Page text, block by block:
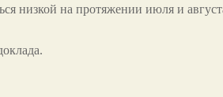
низкой на протяжении июля и